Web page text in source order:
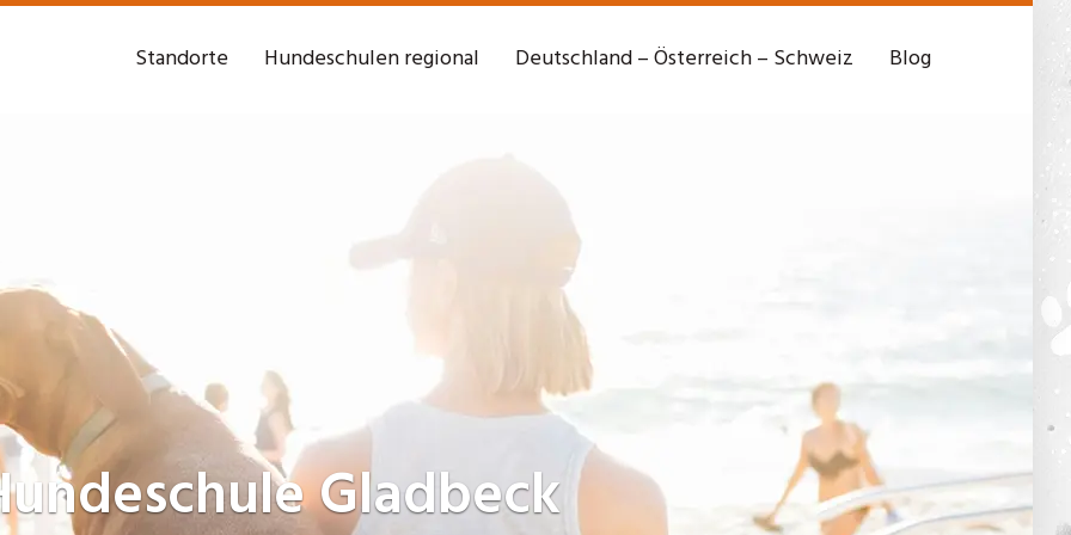
Standorte Hundeschulen regional Deutschland – Österreich – Schweiz Blog
Gladbeck